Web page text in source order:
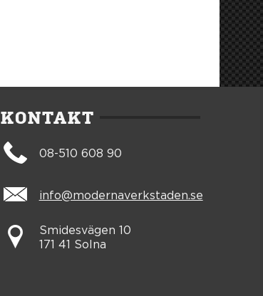
KONTAKT
08-510 608 90
info@modernaverkstaden.se
Smidesvägen 10
171 41 Solna